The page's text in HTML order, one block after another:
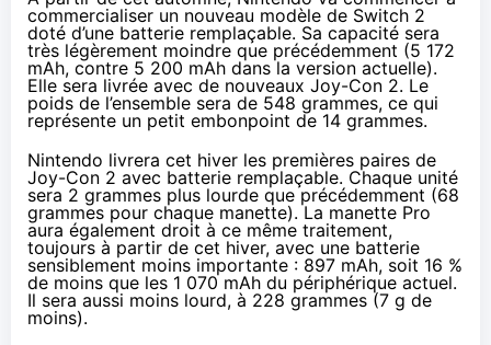
commercialiser un nouveau modèle de Switch 2
doté d’une batterie remplaçable. Sa capacité sera
très légèrement moindre que précédemment (5 172
mAh, contre 5 200 mAh dans la version actuelle).
Elle sera livrée avec de nouveaux Joy-Con 2. Le
poids de l’ensemble sera de 548 grammes, ce qui
représente un petit embonpoint de 14 grammes.
Nintendo livrera cet hiver les premières paires de
Joy-Con 2 avec batterie remplaçable. Chaque unité
sera 2 grammes plus lourde que précédemment (68
grammes pour chaque manette). La manette Pro
aura également droit à ce même traitement,
toujours à partir de cet hiver, avec une batterie
sensiblement moins importante : 897 mAh, soit 16 %
de moins que les 1 070 mAh du périphérique actuel.
Il sera aussi moins lourd, à 228 grammes (7 g de
moins).